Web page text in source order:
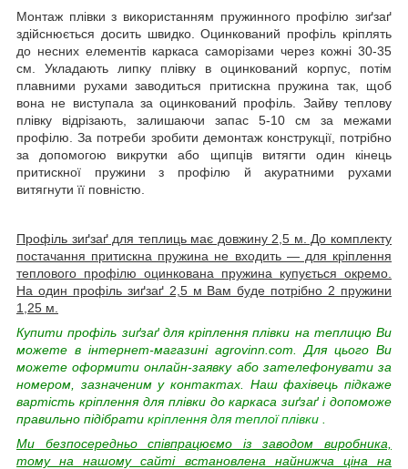
Монтаж плівки з використанням пружинного профілю зиґзаґ
здійснюється досить швидко. Оцинкований профіль кріплять
до несних елементів каркаса саморізами через кожні 30-35
см. Укладають липку плівку в оцинкований корпус, потім
плавними рухами заводиться притискна пружина так, щоб
вона не виступала за оцинкований профіль. Зайву теплову
плівку відрізають, залишаючи запас 5-10 см за межами
профілю. За потреби зробити демонтаж конструкції, потрібно
за допомогою викрутки або щипців витягти один кінець
притискної пружини з профілю й акуратними рухами
витягнути її повністю.
Профіль зиґзаґ для теплиць має довжину 2,5 м. До комплекту
постачання притискна пружина не входить — для кріплення
теплового профілю оцинкована пружина купується окремо.
На один профіль зиґзаґ 2,5 м Вам буде потрібно 2 пружини
1,25 м.
Купити профіль зиґзаґ для кріплення плівки на теплицю Ви
можете в інтернет-магазині agrovinn.com. Для цього Ви
можете оформити онлайн-заявку або зателефонувати за
номером, зазначеним у контактах. Наш фахівець підкаже
вартість кріплення для плівки до каркаса зиґзаґі допоможе
правильно підібрати кріплення для теплої плівки
Ми безпосередньо співпрацюємо із заводом виробника,
тому на нашому сайті встановлена найнижча ціна на